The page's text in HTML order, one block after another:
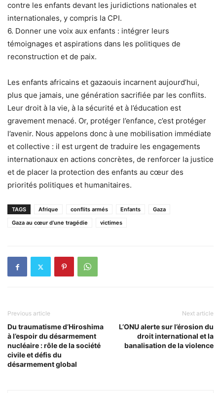
contre les enfants devant les juridictions nationales et
internationales, y compris la CPI.
6. Donner une voix aux enfants : intégrer leurs
témoignages et aspirations dans les politiques de
reconstruction et de paix.
Les enfants africains et gazaouis incarnent aujourd’hui,
plus que jamais, une génération sacrifiée par les conflits.
Leur droit à la vie, à la sécurité et à l’éducation est
gravement menacé. Or, protéger l’enfance, c’est protéger
l’avenir. Nous appelons donc à une mobilisation immédiate
et collective : il est urgent de traduire les engagements
internationaux en actions concrètes, de renforcer la justice
et de placer la protection des enfants au cœur des
priorités politiques et humanitaires.
TAGS Afrique conflits armés Enfants
Gaza
Gaza au cœur d’une tragédie
victimes
Previous article
Du traumatisme d’Hiroshima
à l’espoir du désarmement
nucléaire : rôle de la société
civile et défis du
désarmement global
Next article
L’ONU alerte sur l’érosion du
droit international et la
banalisation de la violence